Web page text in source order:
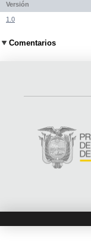
Versión
1.0
Comentarios